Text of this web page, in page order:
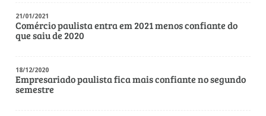
Secretárias
Técnicos Industriais
21/01/2021
Comércio paulista entra em 2021 menos confiante do
que saiu de 2020
18/12/2020
Empresariado paulista fica mais confiante no segundo
semestre